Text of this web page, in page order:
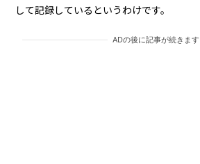
して記録しているというわけです。
ADの後に記事が続きます